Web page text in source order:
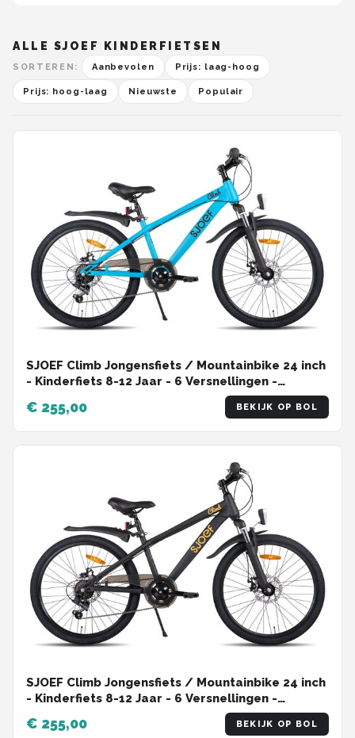
ALLE SJOEF KINDERFIETSEN
SORTEREN: Aanbevolen Prijs: laag-hoog
Prijs: hoog-laag Nieuwste Populair
SJOEF Climb Jongensfiets / Mountainbike 24 inch
- Kinderfiets 8-12 Jaar - 6 Versnellingen -
Schijfremmen - Verende voorvork - Spatborden -
Kettingkast - LED verlichting -| Blauw
€ 255,00 BEKIJK OP BOL
SJOEF Climb Jongensfiets / Mountainbike 24 inch
- Kinderfiets 8-12 Jaar - 6 Versnellingen -
Schijfremmen - Verende voorvork - Spatborden -
Kettingkast - LED verlichting - Zwart
€ 255,00 BEKIJK OP BOL